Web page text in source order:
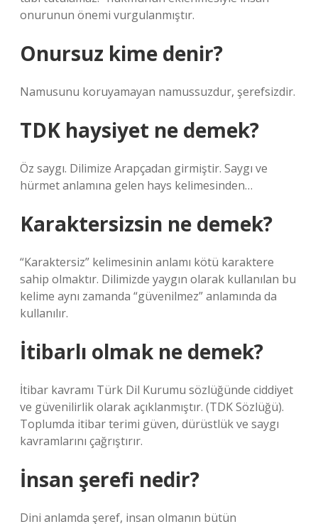
onurunun önemi vurgulanmıştır.
Onursuz kime denir?
Namusunu koruyamayan namussuzdur, şerefsizdir.
TDK haysiyet ne demek?
Öz saygı. Dilimize Arapçadan girmiştir. Saygı ve
hürmet anlamına gelen hays kelimesinden…
Karaktersizsin ne demek?
“Karaktersiz” kelimesinin anlamı kötü karaktere
sahip olmaktır. Dilimizde yaygın olarak kullanılan bu
kelime aynı zamanda “güvenilmez” anlamında da
kullanılır.
İtibarlı olmak ne demek?
İtibar kavramı Türk Dil Kurumu sözlüğünde ciddiyet
ve güvenilirlik olarak açıklanmıştır. (TDK Sözlüğü).
Toplumda itibar terimi güven, dürüstlük ve saygı
kavramlarını çağrıştırır.
İnsan şerefi nedir?
Dini anlamda şeref, insan olmanın bütün